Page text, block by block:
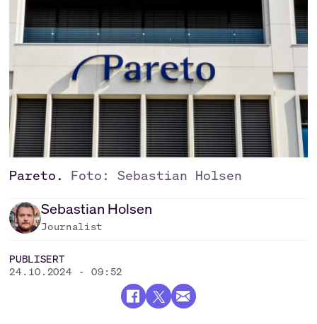
Pareto. Foto: Sebastian Holsen
Sebastian Holsen
Journalist
PUBLISERT
24.10.2024 - 09:52